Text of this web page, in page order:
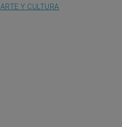
ARTE Y CULTURA